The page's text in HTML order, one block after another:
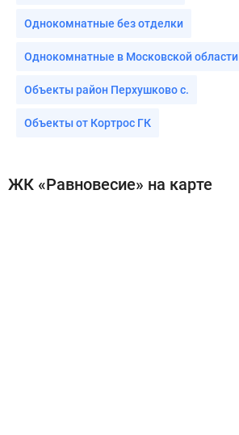
Однокомнатные без отделки
Однокомнатные в Московской области
Объекты район Перхушково с.
Объекты от Кортрос ГК
ЖК «Равновесие» на карте